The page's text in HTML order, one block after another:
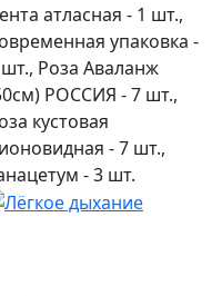
атласная - 1 шт.,
упаковка -
Роза Аваланж
РОССИЯ - 7 шт.,
кустовая
- 7 шт.,
- 3 шт.